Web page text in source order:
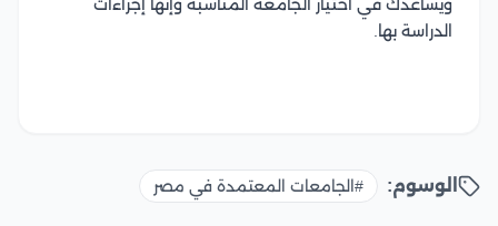
ويساعدك في اختيار الجامعة المناسبة وإنها إجراءات
الدراسة بها.
الوسوم: #الجامعات المعتمدة في مصر